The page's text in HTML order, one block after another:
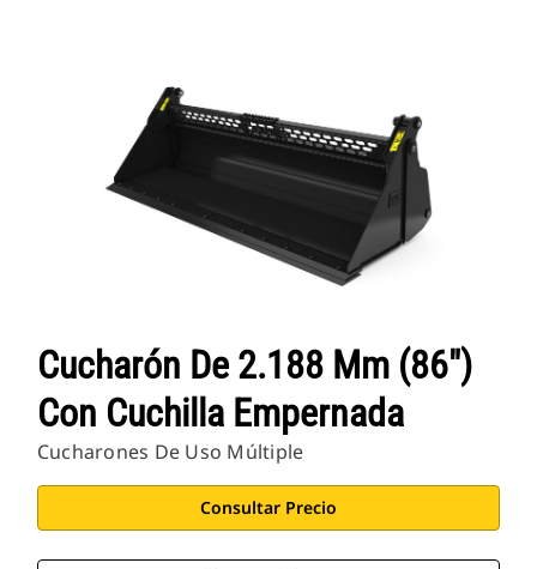
Cucharón De 2.188 Mm (86")
Con Cuchilla Empernada
Cucharones De Uso Múltiple
Consultar Precio